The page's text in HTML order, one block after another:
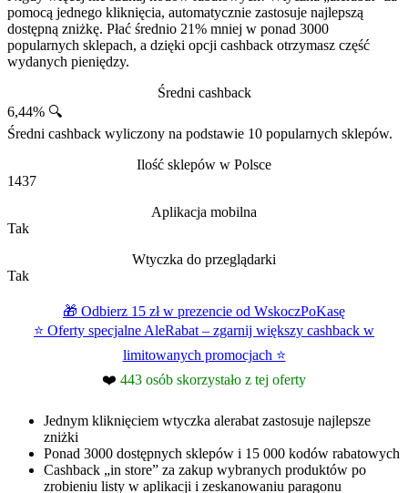
pomocą jednego kliknięcia, automatycznie zastosuje najlepszą
dostępną zniżkę. Płać średnio 21% mniej w ponad 3000
popularnych sklepach, a dzięki opcji cashback otrzymasz część
wydanych pieniędzy.
Średni cashback
6,44% 🔍
Średni cashback wyliczony na podstawie 10 popularnych sklepów.
Ilość sklepów w Polsce
1437
Aplikacja mobilna
Tak
Wtyczka do przeglądarki
Tak
🎁 Odbierz 15 zł w prezencie od WskoczPoKasę
⭐ Oferty specjalne AleRabat – zgarnij większy cashback w
limitowanych promocjach ⭐
❤️ 443 osób skorzystało z tej oferty
Jednym kliknięciem wtyczka alerabat zastosuje najlepsze
zniżki
Ponad 3000 dostępnych sklepów i 15 000 kodów rabatowych
Cashback „in store” za zakup wybranych produktów po
zrobieniu listy w aplikacji i zeskanowaniu paragonu